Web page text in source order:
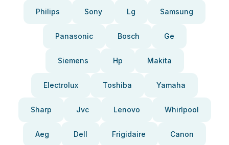
Philips Sony Lg Samsung
Panasonic Bosch Ge
Siemens Hp Makita
Electrolux Toshiba Yamaha
Sharp Jvc Lenovo Whirlpool
Aeg Dell Frigidaire Canon